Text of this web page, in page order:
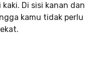
Di sisi kanan dan
kamu tidak perlu